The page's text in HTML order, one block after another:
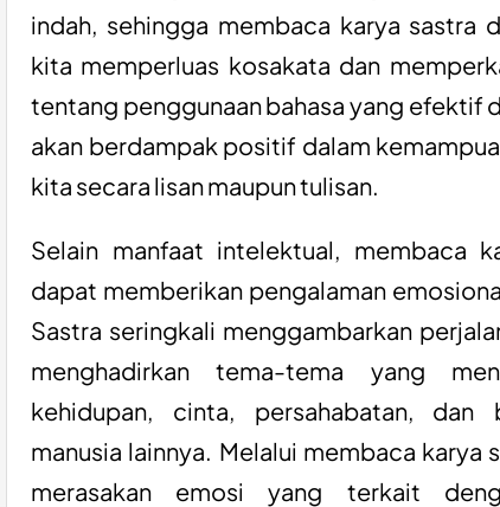
indah, sehingga membaca karya sastra
kita memperluas kosakata dan
tentang penggunaan bahasa yang efektif
akan berdampak positif dalam
kita secara lisan maupun tulisan.
Selain manfaat intelektual, membaca
dapat memberikan pengalaman
Sastra seringkali menggambarkan
menghadirkan tema-tema yang
kehidupan, cinta, persahabatan, dan
manusia lainnya. Melalui membaca karya
merasakan emosi yang terkait